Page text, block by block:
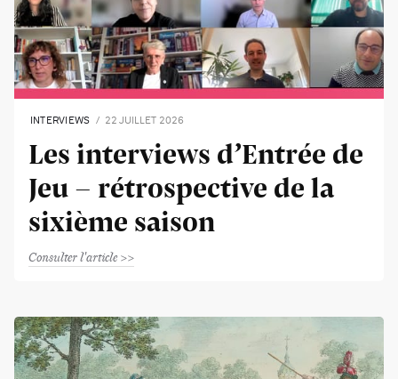
INTERVIEWS 22 JUILLET 2026
Les interviews d’Entrée de
Jeu - rétrospective de la
sixième saison
Consulter l'article